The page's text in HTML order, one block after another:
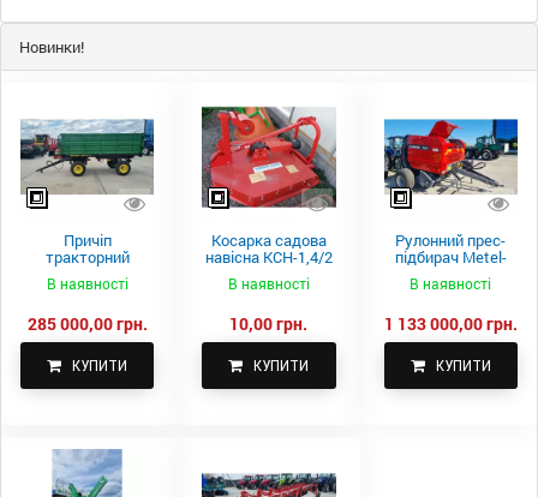
Новинки!
Причіп
тракторний
самоскидний
Spike 2 ПТС-4
В наявності
285 000,00 грн.
КУПИТИ
Косарка садова
навісна КСН-1,4/2
В наявності
10,00 грн.
КУПИТИ
Рулонний прес-
підбирач Metel-
Fach Z 587
В наявності
1 133 000,00 грн.
КУПИТИ